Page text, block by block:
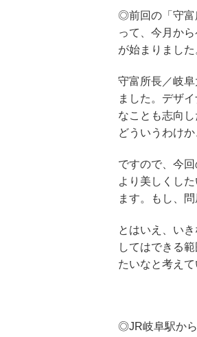
◎前回の「守富
って、今月か
が始まりまし
守富所長／岐
ました。デザ
なことも志向
どういうわけ
ですので、今
より美しくし
ます。もし、
とはいえ、い
してはできる
たいなと考えて
◎JR岐阜駅から